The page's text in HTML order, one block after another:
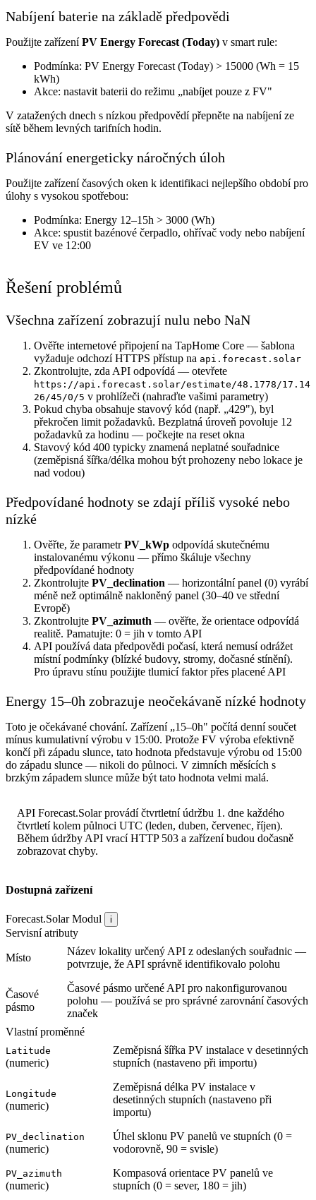
Nabíjení baterie na základě předpovědi
Použijte zařízeníPV Energy Forecast (Today) v smart rule:
Podmínka: PV Energy Forecast (Today) > 15000 (Wh = 15
kWh)
Akce: nastavit baterii do režimu „nabíjet pouze z FV"
V zatažených dnech s nízkou předpovědí přepněte na nabíjení ze
sítě během levných tarifních hodin.
Plánování energeticky náročných úloh
Použijte zařízení časových oken k identifikaci nejlepšího období pro
úlohy s vysokou spotřebou:
Podmínka: Energy 12–15h > 3000 (Wh)
Akce: spustit bazénové čerpadlo, ohřívač vody nebo nabíjení
EV ve 12:00
Řešení problémů
Všechna zařízení zobrazují nulu nebo NaN
Ověřte internetové připojení na TapHome Core — šablona
vyžaduje odchozí HTTPS přístup na api.forecast.solar
Zkontrolujte, zda API odpovídá — otevřete
https://api.forecast.solar/estimate/48.1778/17.14
26/45/0/5 v prohlížeči (nahraďte vašimi parametry)
Pokud chyba obsahuje stavový kód (např. „429"), byl
překročen limit požadavků. Bezplatná úroveň povoluje 12
požadavků za hodinu — počkejte na reset okna
Stavový kód 400 typicky znamená neplatné souřadnice
(zeměpisná šířka/délka mohou být prohozeny nebo lokace je
nad vodou)
Předpovídané hodnoty se zdají příliš vysoké nebo
nízké
Ověřte, že parametrPV_kWp odpovídá skutečnému
instalovanému výkonu — přímo škáluje všechny
předpovídané hodnoty
Zkontrolujte PV_declination — horizontální panel (0) vyrábí
méně než optimálně nakloněný panel (30–40 ve střední
Evropě)
Zkontrolujte PV_azimuth — ověřte, že orientace odpovídá
realitě. Pamatujte: 0 = jih v tomto API
API používá data předpovědi počasí, která nemusí odrážet
místní podmínky (blízké budovy, stromy, dočasné stínění).
Pro úpravu stínu použijte tlumicí faktor přes placené API
Energy 15–0h zobrazuje neočekávaně nízké hodnoty
Toto je očekávané chování. Zařízení „15–0h" počítá denní součet
mínus kumulativní výrobu v 15:00. Protože FV výroba efektivně
končí při západu slunce, tato hodnota představuje výrobu od 15:00
do západu slunce — nikoli do půlnoci. V zimních měsících s
brzkým západem slunce může být tato hodnota velmi malá.
API Forecast.Solar provádí čtvrtletní údržbu 1. dne každého
čtvrtletí kolem půlnoci UTC (leden, duben, červenec, říjen).
Během údržby API vrací HTTP 503 a zařízení budou dočasně
zobrazovat chyby.
Dostupná zařízení
Forecast.Solar Modul i
Servisní atributy
Místo
Název lokality určený API z odeslaných souřadnic —
potvrzuje, že API správně identifikovalo polohu
Časové
pásmo
Časové pásmo určené API pro nakonfigurovanou
polohu — používá se pro správné zarovnání časových
značek
Vlastní proměnné
Latitude
(numeric)
Zeměpisná šířka PV instalace v desetinných
stupních (nastaveno při importu)
Longitude
(numeric)
Zeměpisná délka PV instalace v
desetinných stupních (nastaveno při
importu)
PV_declination
(numeric)
Úhel sklonu PV panelů ve stupních (0 =
vodorovně, 90 = svisle)
PV_azimuth
(numeric)
Kompasová orientace PV panelů ve
stupních (0 = sever, 180 = jih)